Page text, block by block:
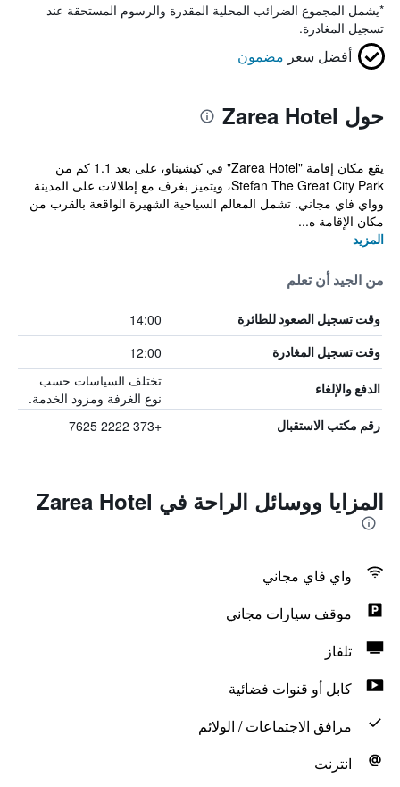
*يشمل المجموع الضرائب المحلية المقدرة والرسوم المستحقة عند
تسجيل المغادرة.
أفضل سعر مضمون
حول Zarea Hotel
يقع مكان إقامة "Zarea Hotel" في كيشيناو، على بعد 1.1 كم من
Stefan The Great City Park، ويتميز بغرف مع إطلالات على المدينة
وواي فاي مجاني. تشمل المعالم السياحية الشهيرة الواقعة بالقرب من
مكان الإقامة ه...
المزيد
من الجيد أن تعلم
وقت تسجيل الصعود للطائرة 14:00
وقت تسجيل المغادرة 12:00
الدفع والإلغاء
تختلف السياسات حسب
نوع الغرفة ومزود الخدمة.
رقم مكتب الاستقبال +373 2222 7625
المزايا ووسائل الراحة في Zarea Hotel
واي فاي مجاني
موقف سيارات مجاني
تلفاز
كابل أو قنوات فضائية
مرافق الاجتماعات / الولائم
انترنت